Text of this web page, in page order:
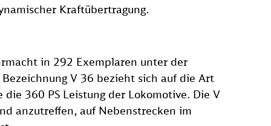
Kraftübertragung.
in 292 Exemplaren unter der
V 36 bezieht sich auf die Art
360 PS Leistung der Lokomotive. Die V
anzutreffen, auf Nebenstrecken im